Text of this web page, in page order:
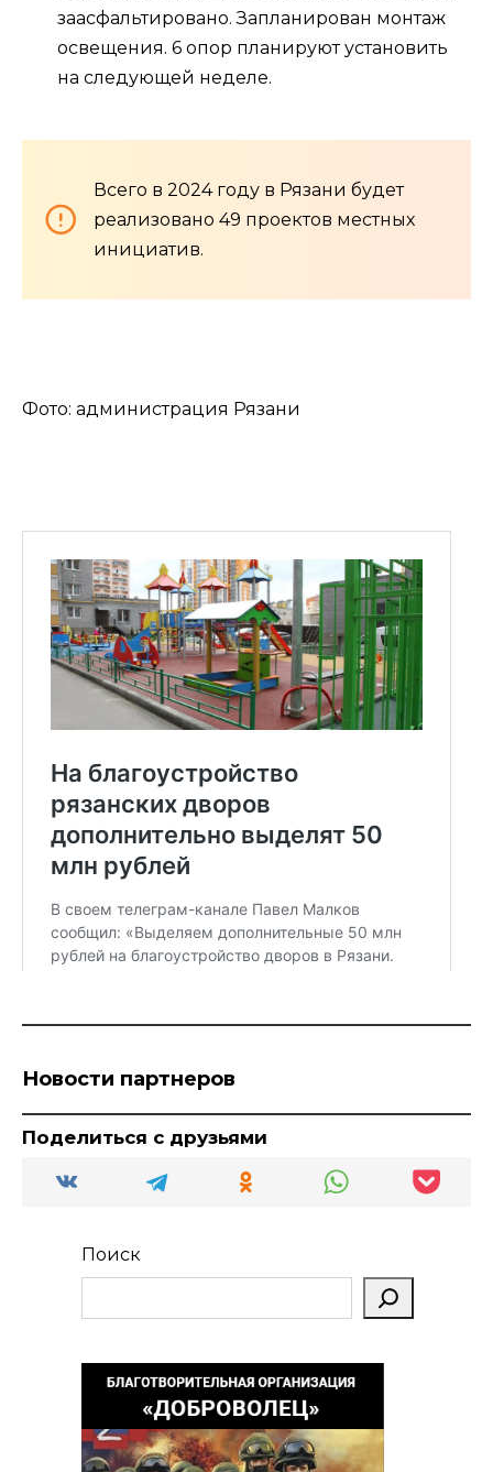
заасфальтировано. Запланирован монтаж
освещения. 6 опор планируют установить
на следующей неделе.
Всего в 2024 году в Рязани будет
реализовано 49 проектов местных
инициатив.
Фото: администрация Рязани
Новости партнеров
Поделиться с друзьями
Поиск